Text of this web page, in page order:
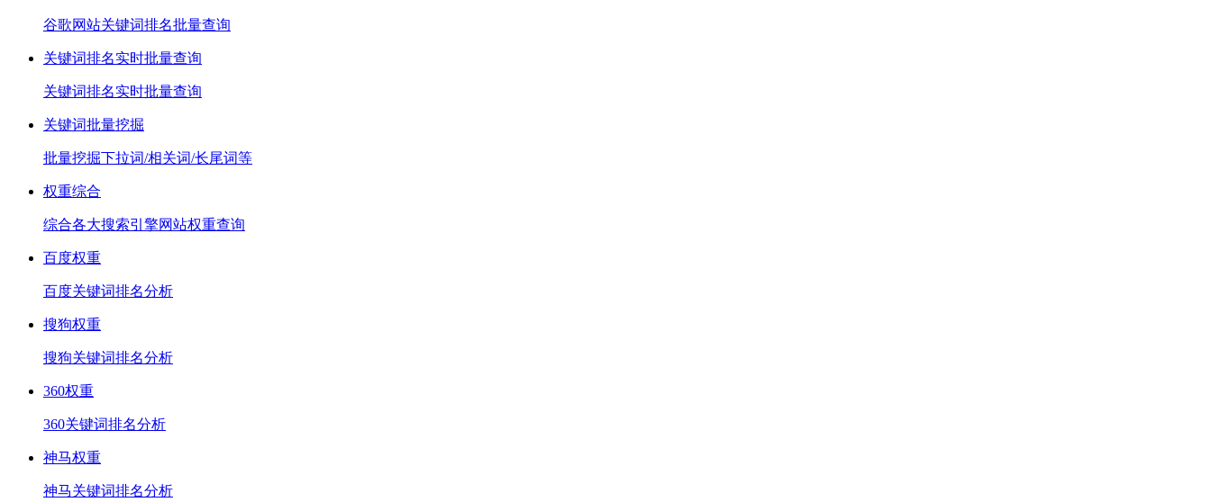
谷歌网站关键词排名批量查询
关键词排名实时批量查询
关键词排名实时批量查询
关键词批量挖掘
批量挖掘下拉词/相关词/长尾词等
权重综合
综合各大搜索引擎网站权重查询
百度权重
百度关键词排名分析
搜狗权重
搜狗关键词排名分析
360权重
360关键词排名分析
神马权重
神马关键词排名分析